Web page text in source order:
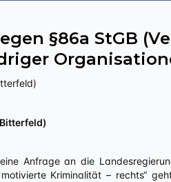
§86a StGB
Anfrage an die
motivierte Kriminalität – rechts“